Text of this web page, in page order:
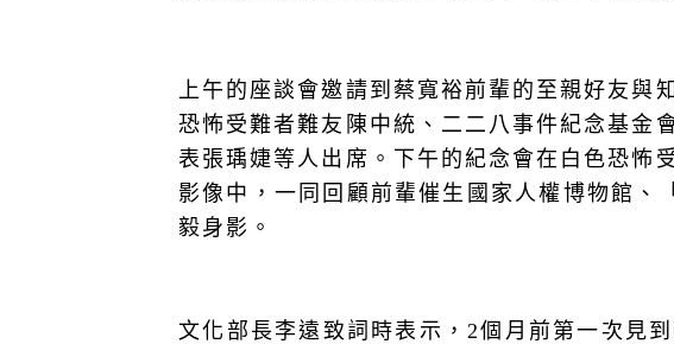
上午的座談會邀請到蔡寬裕前輩的至親好友與
恐怖受難者難友陳中統、二二八事件紀念基金
表張瑀婕等人出席。下午的紀念會在白色恐怖
影像中，一同回顧前輩催生國家人權博物館、「
毅身影。
文化部長李遠致詞時表示，2個月前第一次見